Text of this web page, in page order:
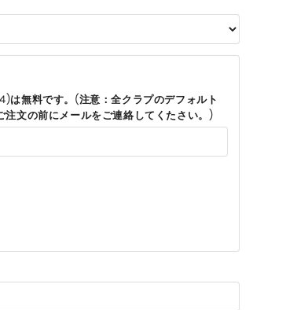
は無料です。(注意：全クラプのデフォルト
文の前にメールをご連絡してくたさい。)